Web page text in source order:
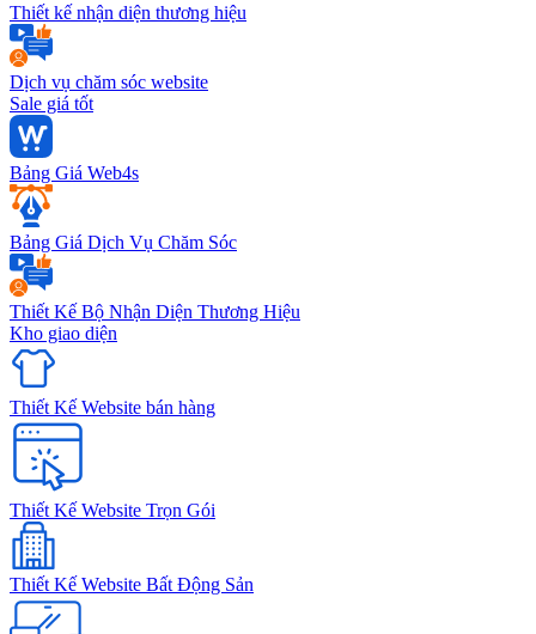
Thiết kế nhận diện thương hiệu
Dịch vụ chăm sóc website
Sale giá tốt
Bảng Giá Web4s
Bảng Giá Dịch Vụ Chăm Sóc
Thiết Kế Bộ Nhận Diện Thương Hiệu
Kho giao diện
Thiết Kế Website bán hàng
Thiết Kế Website Trọn Gói
Thiết Kế Website Bất Động Sản